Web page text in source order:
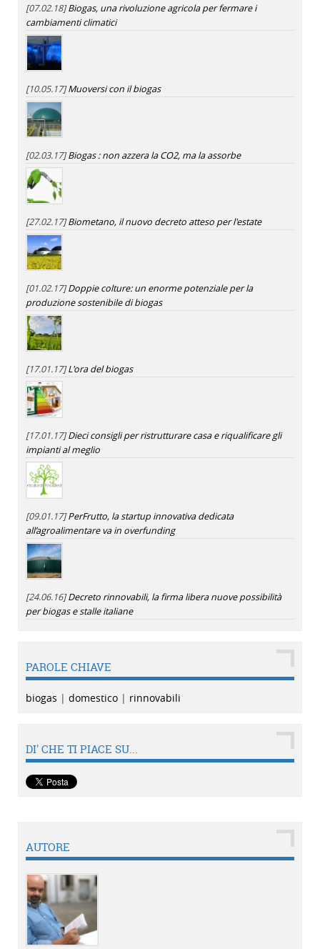
[07.02.18]Biogas, una rivoluzione agricola per fermare i
cambiamenti climatici
[10.05.17]Muoversi con il biogas
[02.03.17]Biogas : non azzera la CO2, ma la assorbe
[27.02.17]Biometano, il nuovo decreto atteso per l'estate
[01.02.17]Doppie colture: un enorme potenziale per la
produzione sostenibile di biogas
[17.01.17]L'ora del biogas
[17.01.17]Dieci consigli per ristrutturare casa e riqualificare gli
impianti al meglio
[09.01.17]PerFrutto, la startup innovativa dedicata
all’agroalimentare va in overfunding
[24.06.16]Decreto rinnovabili, la firma libera nuove possibilità
per biogas e stalle italiane
PAROLE CHIAVE
biogas | domestico | rinnovabili
DI' CHE TI PIACE SU...
AUTORE